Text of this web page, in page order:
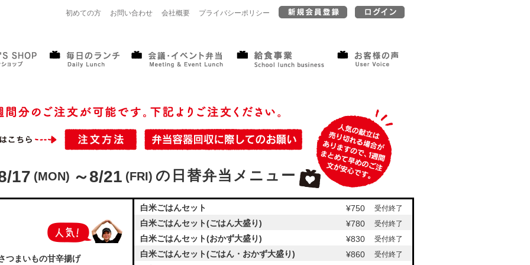
初めての方 お問い合わせ 会社概要 プライバシーポリシー
17 (MON) ～8/21 (FRI) の日替弁当メニュー
つまいもの甘辛揚げ
白米ごはんセット ¥750 受付終了
白米ごはんセット(ごはん大盛り) ¥780 受付終了
白米ごはんセット(おかず大盛り) ¥830 受付終了
白米ごはんセット(ごはん・おかず大盛り) ¥860 受付終了